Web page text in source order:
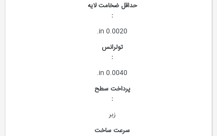
حداقل ضخامت لایه
0.0020 in.
تولرانس
0.0040 in.
پرداخت سطح
سرعت ساخت